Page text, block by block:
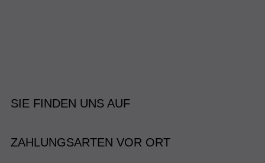
SIE FINDEN UNS AUF
ZAHLUNGSARTEN VOR ORT